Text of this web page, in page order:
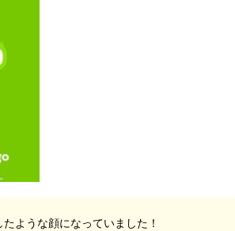
ような顔になっていました！